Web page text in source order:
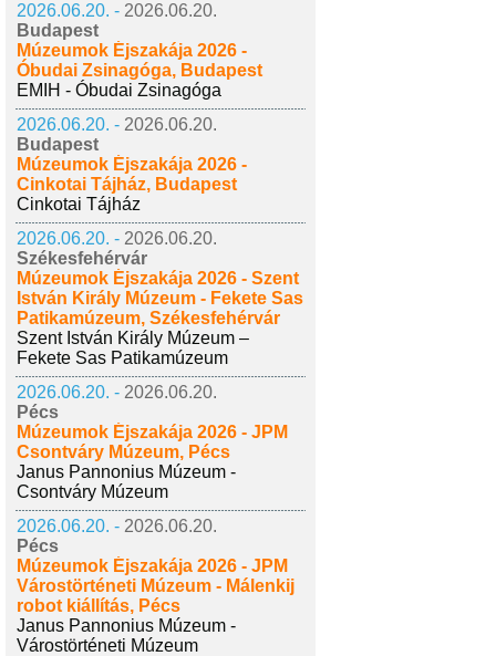
2026.06.20. - 2026.06.20.
Budapest
Múzeumok Éjszakája 2026 -
Óbudai Zsinagóga, Budapest
EMIH - Óbudai Zsinagóga
2026.06.20. - 2026.06.20.
Budapest
Múzeumok Éjszakája 2026 -
Cinkotai Tájház, Budapest
Cinkotai Tájház
2026.06.20. - 2026.06.20.
Székesfehérvár
Múzeumok Éjszakája 2026 - Szent
István Király Múzeum - Fekete Sas
Patikamúzeum, Székesfehérvár
Szent István Király Múzeum –
Fekete Sas Patikamúzeum
2026.06.20. - 2026.06.20.
Pécs
Múzeumok Éjszakája 2026 - JPM
Csontváry Múzeum, Pécs
Janus Pannonius Múzeum -
Csontváry Múzeum
2026.06.20. - 2026.06.20.
Pécs
Múzeumok Éjszakája 2026 - JPM
Várostörténeti Múzeum - Málenkij
robot kiállítás, Pécs
Janus Pannonius Múzeum -
Várostörténeti Múzeum